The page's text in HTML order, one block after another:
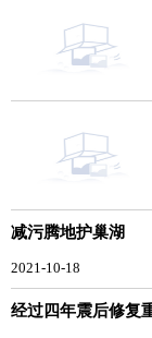
减污腾地护巢湖
2021-10-18
经过四年震后修复